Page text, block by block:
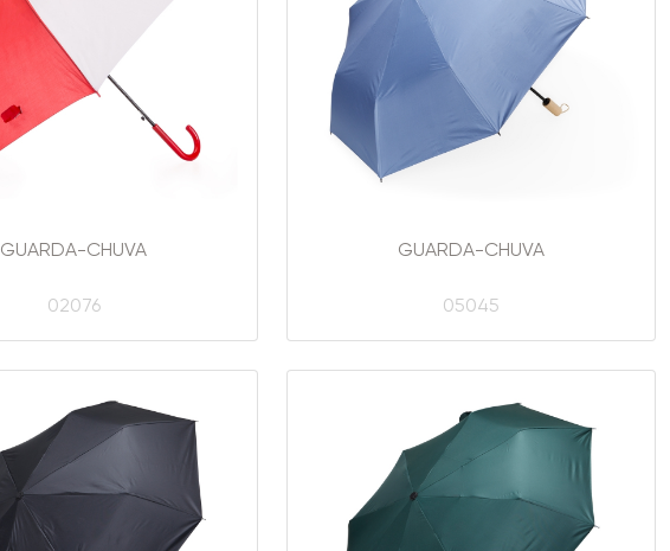
GUARDA-CHUVA
02076
GUARDA-CHUVA
05045